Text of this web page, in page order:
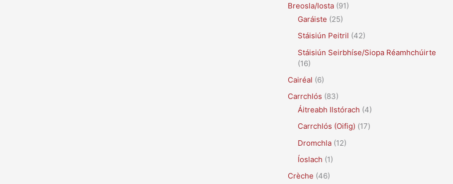
Breosla/Iosta (91)
Garáiste (25)
Stáisiún Peitril (42)
Stáisiún Seirbhíse/Siopa Réamhchúirte
(16)
Cairéal (6)
Carrchlós (83)
Áitreabh Ilstórach (4)
Carrchlós (Oifig) (17)
Dromchla (12)
Íoslach (1)
Crèche (46)